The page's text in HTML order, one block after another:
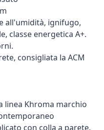
all'umidità, ignifugo,
classe energetica A+.
consigliata la ACM
linea Khroma marchio
con colla a parete.